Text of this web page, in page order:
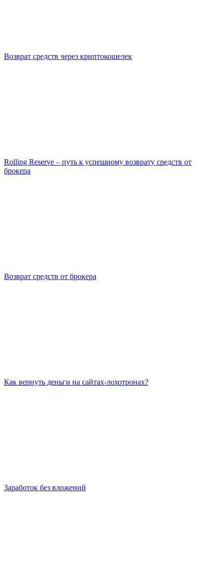
Возврат средств через криптокошелек
Rolling Reserve – путь к успешному возврату средств от
брокера
Возврат средств от брокера
Как вернуть деньги на сайтах-лохотронах?
Заработок без вложений